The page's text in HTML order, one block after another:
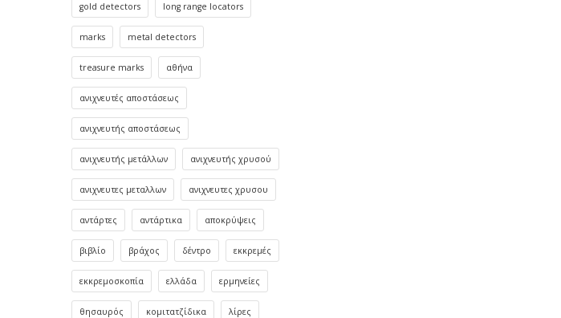
gold detectors long range locators
marks metal detectors
treasure marks αθήνα
ανιχνευτές αποστάσεως
ανιχνευτής αποστάσεως
ανιχνευτής μετάλλων ανιχνευτής χρυσού
ανιχνευτες μεταλλων ανιχνευτες χρυσου
αντάρτες αντάρτικα αποκρύψεις
βιβλίο βράχος δέντρο εκκρεμές
εκκρεμοσκοπία ελλάδα ερμηνείες
θησαυρός κομιτατζίδικα λίρες